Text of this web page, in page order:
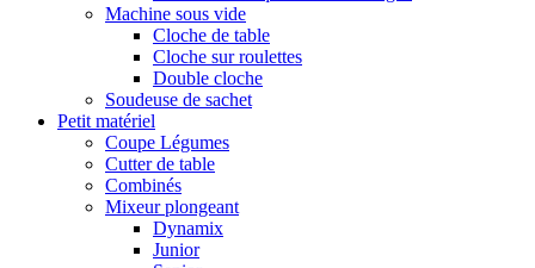
Machine sous vide
Cloche de table
Cloche sur roulettes
Double cloche
Soudeuse de sachet
Petit matériel
Coupe Légumes
Cutter de table
Combinés
Mixeur plongeant
Dynamix
Junior